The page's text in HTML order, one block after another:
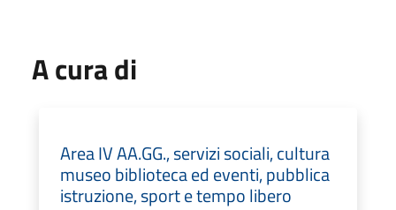
A cura di
Area IV AA.GG., servizi sociali, cultura
museo biblioteca ed eventi, pubblica
istruzione, sport e tempo libero